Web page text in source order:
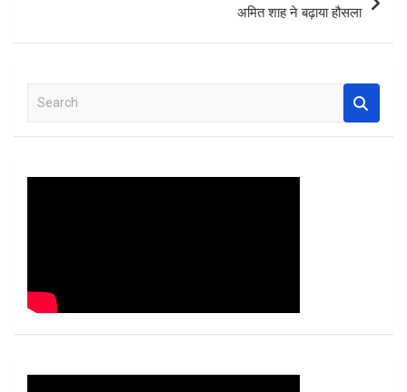
अमित शाह ने बढ़ाया हौसला
a